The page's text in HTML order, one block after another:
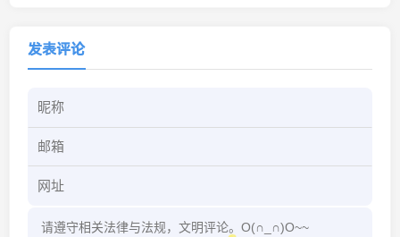
发表评论